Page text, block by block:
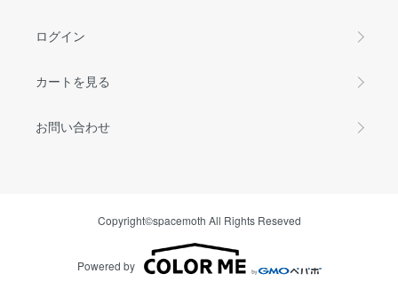
ログイン
カートを見る
お問い合わせ
Copyright©spacemoth All Rights Reseved
Powered by